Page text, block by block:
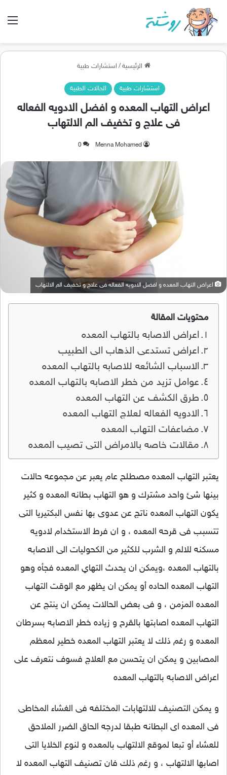
الرئيسية / استشارات طبية
استشارات طبية الحالات الطبية
اعراض التهاب المعده و افضل الادويه الفعاله
فى علاج و تخفيف الم الالتهاب
Menna Mohamed
0
اعراض التهاب المعده و افضل الادويه الفعاله فى علاج و تخفيف الم الالتهاب
محتويات المقالة
اعراض الاصابه بالتهاب المعده
اعراض تستدعى الذهاب الى الطبيب
الاسباب الشائعه للاصابه بالتهاب المعده
عوامل تزيد من خطر الاصابه بالتهاب المعده
طرق الكشف عن التهاب المعده
الادويه الفعاله لعلاج التهاب المعده
مضاعفات التهاب المعده
مقالات خاصه بالامراض التى تصيب المعده
يعتبر التهاب المعده مصطلح عام يعبر عن مجموعه حالات
بينها شئ واحد مشترك و هو التهاب بطانه المعده و كثير
يكون التهاب المعده ناتج عن عدوى بها نفس البكتيريا التى
تتسبب فى قرحه المعده ، و ان فرط الاستخدام لادويه
مسكنه للالم و الشرب للكثير من الكحوليات الى الاصابه
بالتهاب المعده ،ويمكن ان يحدث التهاي المعده فجأه وهو
التهاب المعده الحاده أو يمكن ان يظهر مع الوقت التهاب
المعده المزمن ، و فى بعض الحالات يمكن ان ينتج عن
التهاب المعده اصابتها بالقرح و زياده خطر الاصابه بسرطان
المعده و رغم ذلك لا يعتبر التهاب المعده خطير لمعظم
المصابين و يمكن ان يتحسن مع العلاج فسوف نتعرف على
اعراض الاصابه بالتهاب المعده
و يمكن التصنيف للالتهابات المختلفه فى الغشاء المخاطى
فى المعده اى البطانه طبقا لدرجه الحاق الضرر الملاحق
للعشاء أو تبعا لموقع الالتهاب بالمعده و لنوع الخلايا التى
اصابها الالتهاب ، و رغم ذلك فان تصنيف التهاب المعده لا